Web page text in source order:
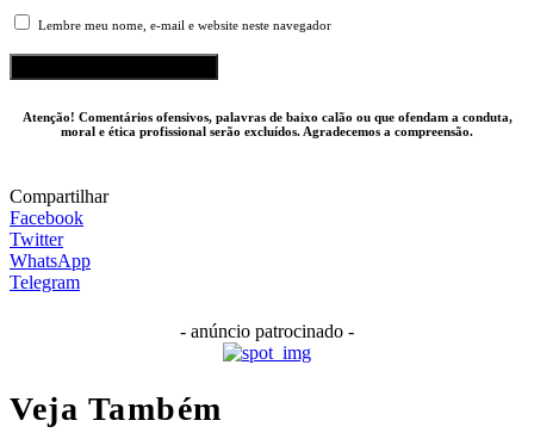
Lembre meu nome, e-mail e website neste navegador
Atenção! Comentários ofensivos, palavras de baixo calão ou que ofendam a conduta,
moral e ética profissional serão excluídos. Agradecemos a compreensão.
Compartilhar
Facebook
Twitter
WhatsApp
Telegram
- anúncio patrocinado -
Veja Também